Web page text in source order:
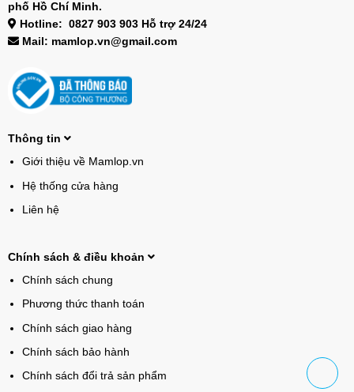
phố Hồ Chí Minh.
Hotline: 0827 903 903 Hỗ trợ 24/24
Mail: mamlop.vn@gmail.com
Thông tin
Giới thiệu về Mamlop.vn
Hệ thống cửa hàng
Liên hệ
Chính sách & điều khoản
Chính sách chung
Phương thức thanh toán
Chính sách giao hàng
Chính sách bảo hành
Chính sách đổi trả sản phẩm